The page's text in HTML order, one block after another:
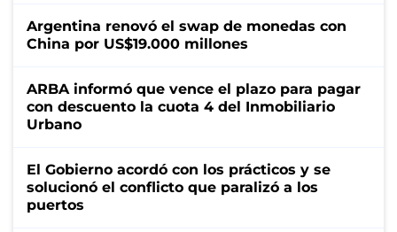
Argentina renovó el swap de monedas con
China por US$19.000 millones
ARBA informó que vence el plazo para pagar
con descuento la cuota 4 del Inmobiliario
Urbano
El Gobierno acordó con los prácticos y se
solucionó el conflicto que paralizó a los
puertos